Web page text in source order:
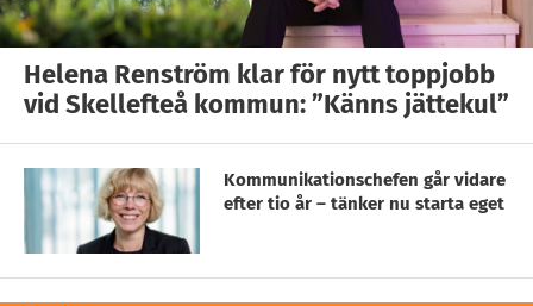
Helena Renström klar för nytt toppjobb
vid Skellefteå kommun: ”Känns jättekul”
Kommunikationschefen går vidare
efter tio år – tänker nu starta eget